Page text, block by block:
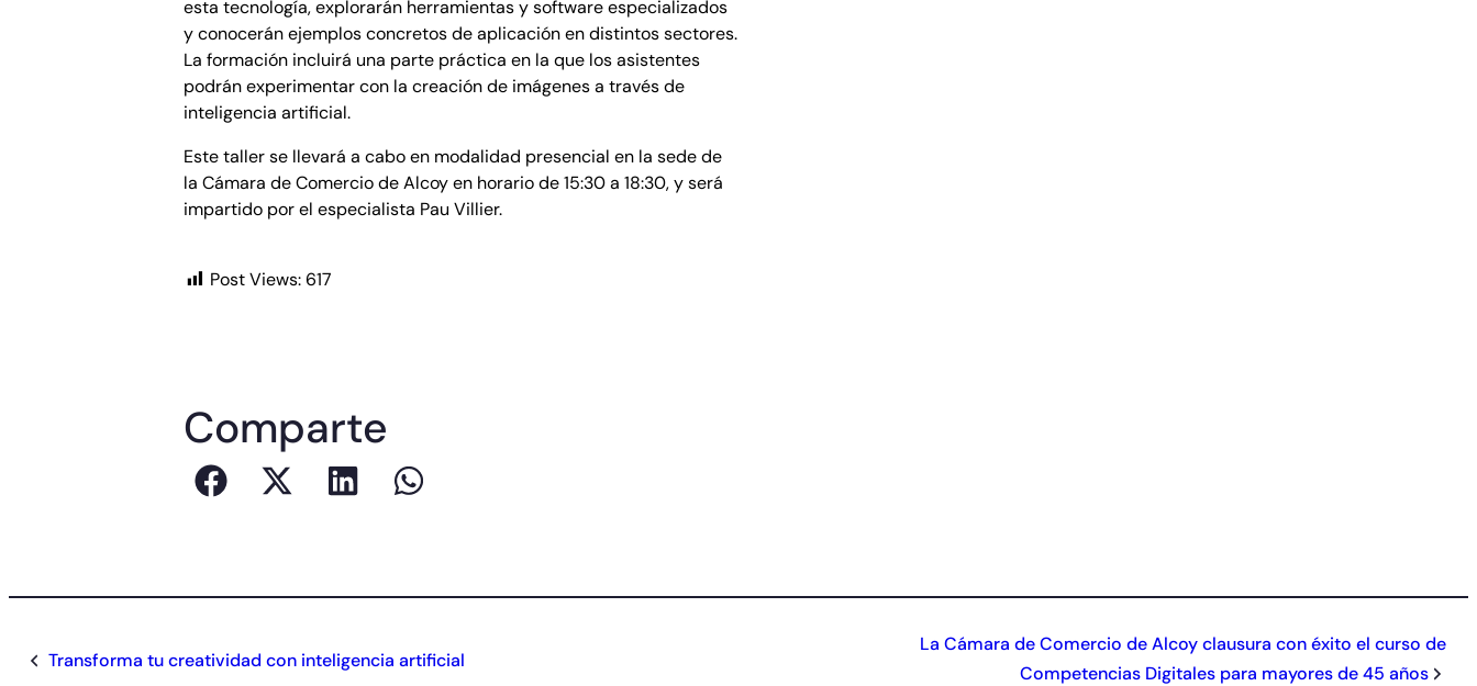
esta tecnología, explorarán herramientas y software especializados
y conocerán ejemplos concretos de aplicación en distintos sectores.
La formación incluirá una parte práctica en la que los asistentes
podrán experimentar con la creación de imágenes a través de
inteligencia artificial.
Este taller se llevará a cabo en modalidad presencial en la sede de
la Cámara de Comercio de Alcoy en horario de 15:30 a 18:30, y será
impartido por el especialista Pau Villier.
Post Views: 617
Comparte
Transforma tu creatividad con inteligencia artificial
La Cámara de Comercio de Alcoy clausura con éxito el curso de
Competencias Digitales para mayores de 45 años